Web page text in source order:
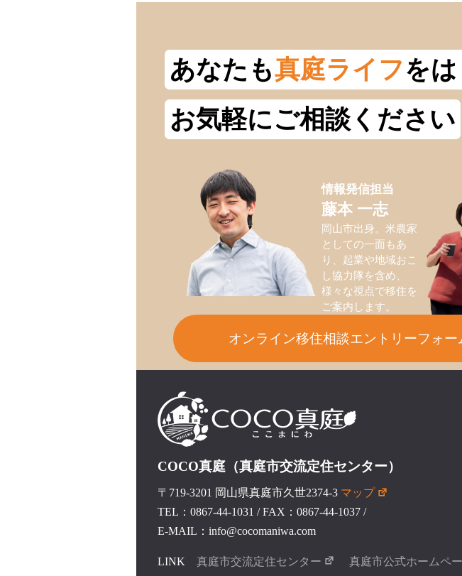
あなたも真庭ライフを
お気軽にご相談ください
情報発信担当
藤本 一志
岡山市出身。米農家
としての一面もあ
り、起業や地域おこ
し協力隊を含め、
様々な視点で移住を
ご案内します。
オンライン移住相談エントリーフォー
COCO真庭（真庭市交流定住センター）
〒719-3201 岡山県真庭市久世2374-3 マップ
TEL：0867-44-1031 /FAX：0867-44-1037/
E-MAIL：info@cocomaniwa.com
LINK 真庭市交流定住センター 真庭市公式ホームペ